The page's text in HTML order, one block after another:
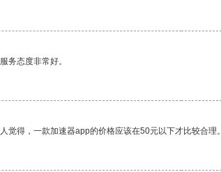
务态度非常好。
得，一款加速器app的价格应该在50元以下才比较合理。